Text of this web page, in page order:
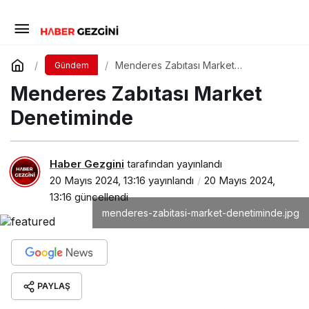
Gündem
Menderes Zabıtası Market
Menderes Zabıtası Market
Denetiminde
Haber Gezgini tarafından yayınlandı
20 Mayıs 2024, 13:16 yayınlandı
20 Mayıs 2024,
13:16 güncellendi
menderes-zabitasi-market-denetiminde.jpg
PAYLAŞ